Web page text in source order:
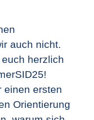
auch nicht.
herzlich
einen ersten
Orientierung